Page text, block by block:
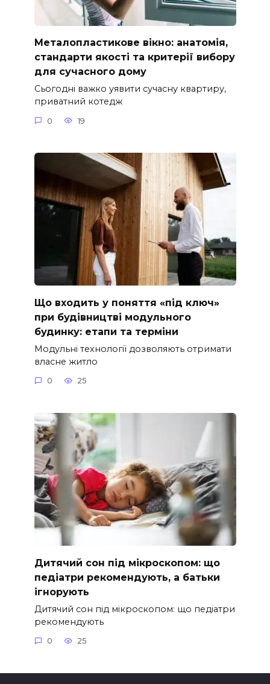
Металопластикове вікно: анатомія,
стандарти якості та критерії вибору
для сучасного дому
Сьогодні важко уявити сучасну квартиру,
приватний котедж
0 19
Що входить у поняття «під ключ»
при будівництві модульного
будинку: етапи та терміни
Модульні технології дозволяють отримати
власне житло
0 25
Дитячий сон під мікроскопом: що
педіатри рекомендують, а батьки
ігнорують
Дитячий сон під мікроскопом: що педіатри
рекомендують
0 25